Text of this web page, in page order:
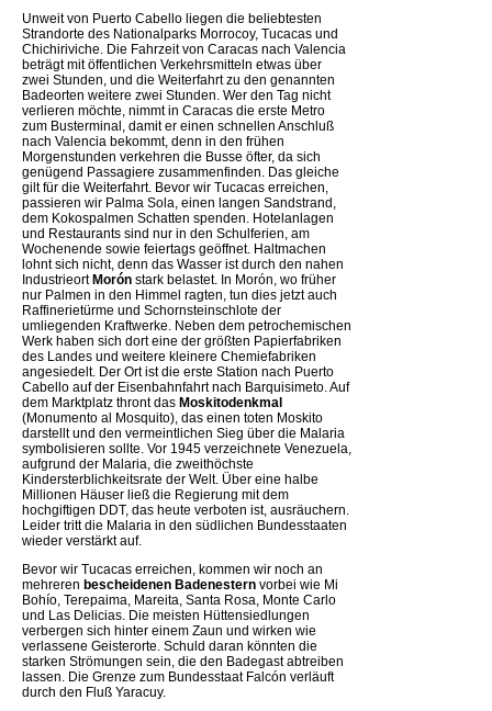
Unweit von Puerto Cabello liegen die beliebtesten
Strandorte des Nationalparks Morrocoy, Tucacas und
Chichiriviche. Die Fahrzeit von Caracas nach Valencia
beträgt mit öffentlichen Verkehrsmitteln etwas über
zwei Stunden, und die Weiterfahrt zu den genannten
Badeorten weitere zwei Stunden. Wer den Tag nicht
verlieren möchte, nimmt in Caracas die erste Metro
zum Busterminal, damit er einen schnellen Anschluß
nach Valencia bekommt, denn in den frühen
Morgenstunden verkehren die Busse öfter, da sich
genügend Passagiere zusammenfinden. Das gleiche
gilt für die Weiterfahrt. Bevor wir Tucacas erreichen,
passieren wir Palma Sola, einen langen Sandstrand,
dem Kokospalmen Schatten spenden. Hotelanlagen
und Restaurants sind nur in den Schulferien, am
Wochenende sowie feiertags geöffnet. Haltmachen
lohnt sich nicht, denn das Wasser ist durch den nahen
IndustrieortMorón stark belastet. In Morón, wo früher
nur Palmen in den Himmel ragten, tun dies jetzt auch
Raffinerietürme und Schornsteinschlote der
umliegenden Kraftwerke. Neben dem petrochemischen
Werk haben sich dort eine der größten Papierfabriken
des Landes und weitere kleinere Chemiefabriken
angesiedelt. Der Ort ist die erste Station nach Puerto
Cabello auf der Eisenbahnfahrt nach Barquisimeto. Auf
dem Marktplatz thront das Moskitodenkmal
(Monumento al Mosquito), das einen toten Moskito
darstellt und den vermeintlichen Sieg über die Malaria
symbolisieren sollte. Vor 1945 verzeichnete Venezuela,
aufgrund der Malaria, die zweithöchste
Kindersterblichkeitsrate der Welt. Über eine halbe
Millionen Häuser ließ die Regierung mit dem
hochgiftigen DDT, das heute verboten ist, ausräuchern.
Leider tritt die Malaria in den südlichen Bundesstaaten
wieder verstärkt auf.
Bevor wir Tucacas erreichen, kommen wir noch an
mehreren bescheidenen Badenestern vorbei wie Mi
Bohío, Terepaima, Mareita, Santa Rosa, Monte Carlo
und Las Delicias. Die meisten Hüttensiedlungen
verbergen sich hinter einem Zaun und wirken wie
verlassene Geisterorte. Schuld daran könnten die
starken Strömungen sein, die den Badegast abtreiben
lassen. Die Grenze zum Bundesstaat Falcón verläuft
durch den Fluß Yaracuy.